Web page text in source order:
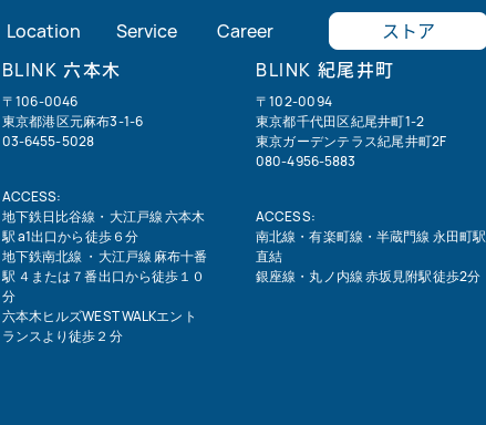
Location Service Career ストア
BLINK 六本木
〒106-0046
東京都港区元麻布3-1-6
03-6455-5028
ACCESS:
地下鉄日比谷線・大江戸線 六本木
駅 a1出口から徒歩６分
地下鉄南北線 ・大江戸線 麻布十番
駅 ４または７番出口から徒歩１０
分
六本木ヒルズWEST WALKエント
ランスより徒歩２分
BLINK 紀尾井町
〒102-0094
東京都千代田区紀尾井町1-2
東京ガーデンテラス紀尾井町2F
080-4956-5883
ACCESS:
南北線・有楽町線・半蔵門線 永田町駅
直結
銀座線・丸ノ内線 赤坂見附駅徒歩2分